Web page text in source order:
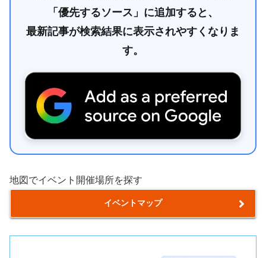
「優先するソース」に追加すると、
最新記事が検索結果に表示されやすくなりま
す。
地図でイベント開催場所を探す
イベントマップ